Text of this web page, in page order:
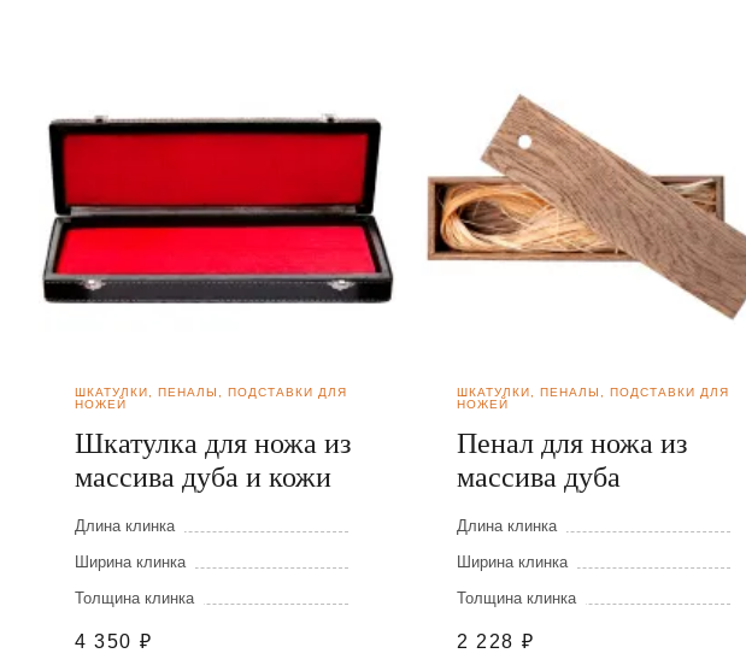
ШКАТУЛКИ, ПЕНАЛЫ, ПОДСТАВКИ ДЛЯ
НОЖЕЙ
Шкатулка для ножа из
массива дуба и кожи
Длина клинка
Ширина клинка
Толщина клинка
4 350 ₽
ШКАТУЛКИ, ПЕНАЛЫ, ПОДСТАВКИ ДЛЯ
НОЖЕЙ
Пенал для ножа из
массива дуба
Длина клинка
Ширина клинка
Толщина клинка
2 228 ₽